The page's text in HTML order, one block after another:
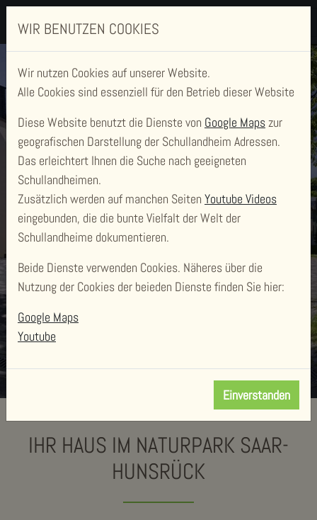
SCHULLANDHEIM
KELL AM SEE
JUGENDBILDUNGSWERKSTATT
IHR HAUS IM NATURPARK SAAR-
HUNSRÜCK
WIR BENUTZEN COOKIES
Wir nutzen Cookies auf unserer Website.
Alle Cookies sind essenziell für den Betrieb dieser Website
Diese Website benutzt die Dienste von Google Mapszur
geografischen Darstellung der Schullandheim Adressen.
Das erleichtert Ihnen die Suche nach geeigneten
Schullandheimen.
Zusätzlich werden auf manchen Seiten Youtube Videos
eingebunden, die die bunte Vielfalt der Welt der
Schullandheime dokumentieren.
Beide Dienste verwenden Cookies. Näheres über die
Nutzung der Cookies der beieden Dienste finden Sie hier:
Google Maps
Youtube
Einverstanden